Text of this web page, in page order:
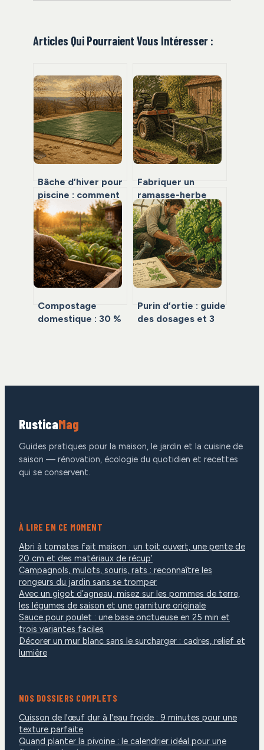
Articles Qui Pourraient Vous Intéresser :
Bâche d’hiver pour
piscine : comment
choisir entre
sécurité, propreté
et économie ?
Fabriquer un
ramasse-herbe
pour tracteur
tondeuse :
économies, sur-
mesure et
robustesse en 4
étapes
Compostage
domestique : 30 %
Purin d’ortie : guide
des dosages et 3
RusticaMag
Guides pratiques pour la maison, le jardin et la cuisine de
saison — rénovation, écologie du quotidien et recettes
qui se conservent.
À LIRE EN CE MOMENT
Abri à tomates fait maison : un toit ouvert, une pente de
20 cm et des matériaux de récup’
Campagnols, mulots, souris, rats : reconnaître les
rongeurs du jardin sans se tromper
Avec un gigot d’agneau, misez sur les pommes de terre,
les légumes de saison et une garniture originale
Sauce pour poulet : une base onctueuse en 25 min et
trois variantes faciles
Décorer un mur blanc sans le surcharger : cadres, relief et
lumière
NOS DOSSIERS COMPLETS
Cuisson de l'œuf dur à l'eau froide : 9 minutes pour une
texture parfaite
Quand planter la pivoine : le calendrier idéal pour une